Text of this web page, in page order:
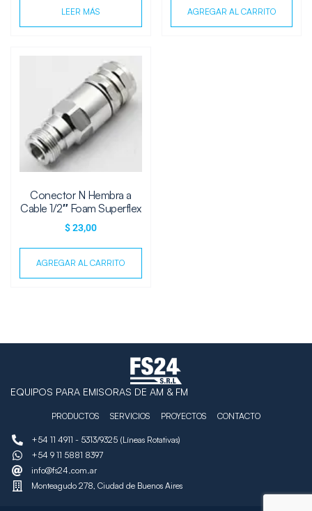
LEER MÁS AGREGAR AL CARRITO
Conector N Hembra a
Cable 1/2″ Foam Superflex
$23,00
AGREGAR AL CARRITO
EQUIPOS PARA EMISORAS DE AM & FM
PRODUCTOS SERVICIOS PROYECTOS CONTACTO
+54 11 4911 - 5313/9325 (Líneas Rotativas)
+54 9 11 5881 8397
info@fs24.com.ar
Monteagudo 278, Ciudad de Buenos Aires